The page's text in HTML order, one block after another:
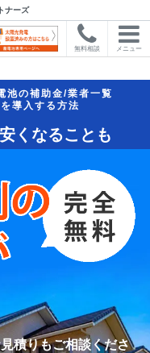
ナーズ
無料相談 メニュー
池の補助金/業者一覧
導入する方法
くなることも
積りもご相談くださ